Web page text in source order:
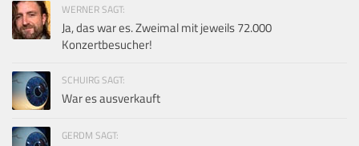
WERNER SAGT:
Ja, das war es. Zweimal mit jeweils 72.000
Konzertbesucher!
SCHUIRG SAGT:
War es ausverkauft
GERDM SAGT: